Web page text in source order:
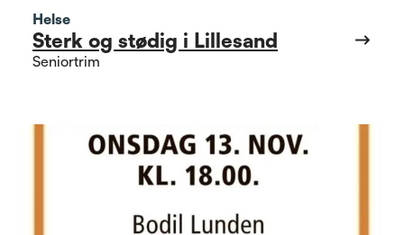
Helse
Sterk og stødig i Lillesand
Seniortrim